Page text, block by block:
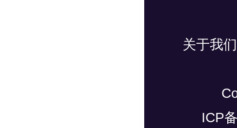
关于我们
ICP